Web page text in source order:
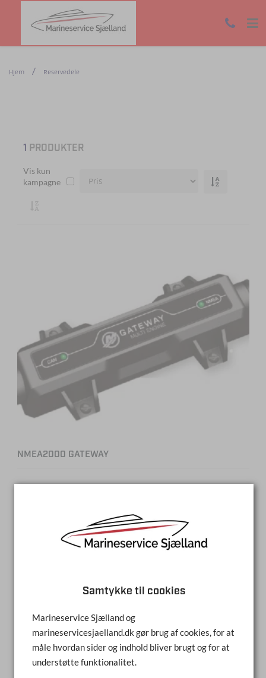
Hjem Reservedele
1 PRODUKTER
Vis kun
kampagne
NMEA2000 GATEWAY
SAMMENLIGN
1
Samtykke til cookies
Marineservice Sjælland og
marineservicesjaelland.dk gør brug af cookies, for at
måle hvordan sider og indhold bliver brugt og for at
understøtte funktionalitet.